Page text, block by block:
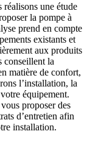
une étude
la pompe à
prend en compte
existants et
aux produits
conseillent la
matière de confort,
l’installation, la
équipement.
proposer des
d’entretien afin
installation.